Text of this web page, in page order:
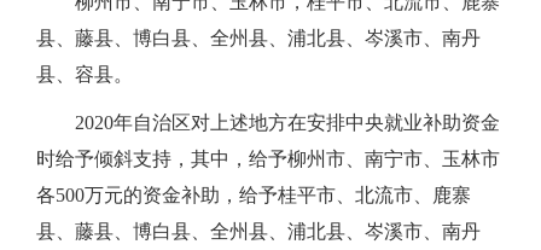
县、藤县、博白县、全州县、浦北县、岑溪市、南丹
县、容县。
2020年自治区对上述地方在安排中央就业补助资金
时给予倾斜支持，其中，给予柳州市、南宁市、玉林市
各500万元的资金补助，给予桂平市、北流市、鹿寨
县、藤县、博白县、全州县、浦北县、岑溪市、南丹